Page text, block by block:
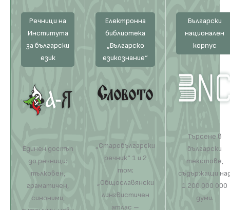
Речници на
Института
за български
език
Единен достъп
до речници:
тълковен,
граматичен,
синоними,
Електронна
библиотека
„Българско
езикознание“
„Старобългарски
речник“ 1 и 2
том;
„Общославянски
лингвистичен
атлас –
Български
национален
корпус
Търсене в
български
текстове,
съдържащи
1 200 000 000
думи.